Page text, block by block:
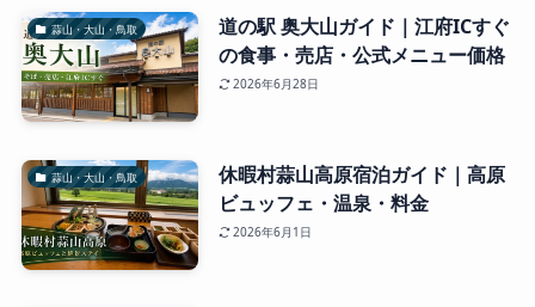
蒜山・大山・鳥取
道の駅 奥大山ガイド｜江府ICすぐ
の食事・売店・公式メニュー価格
2026年6月28日
蒜山・大山・鳥取
休暇村蒜山高原宿泊ガイド｜高原
ビュッフェ・温泉・料金
2026年6月1日